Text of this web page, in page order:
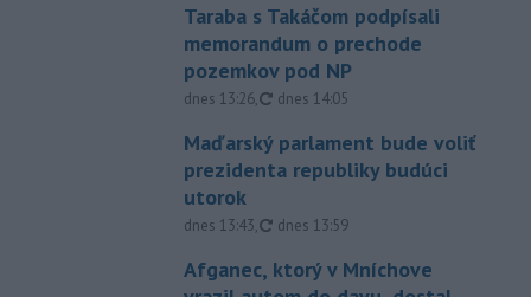
Taraba s Takáčom podpísali
memorandum o prechode
pozemkov pod NP
dnes 13:26, aktualizované
dnes 14:05
Maďarský parlament bude voliť
prezidenta republiky budúci
utorok
dnes 13:43, aktualizované
dnes 13:59
Afganec, ktorý v Mníchove